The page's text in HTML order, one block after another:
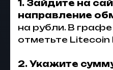
1. Зайдите на
направление
на рубли. В
отметьте Litecoin
2. Укажите